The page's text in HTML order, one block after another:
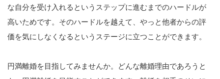
な自分を受け入れるというステップに進むまでのハードルが
高いためです。そのハードルを越えて、やっと他者からの評
価を気にしなくなるというステージに立つことができます。
円満離婚を目指してみませんか。どんな離婚理由であろうと